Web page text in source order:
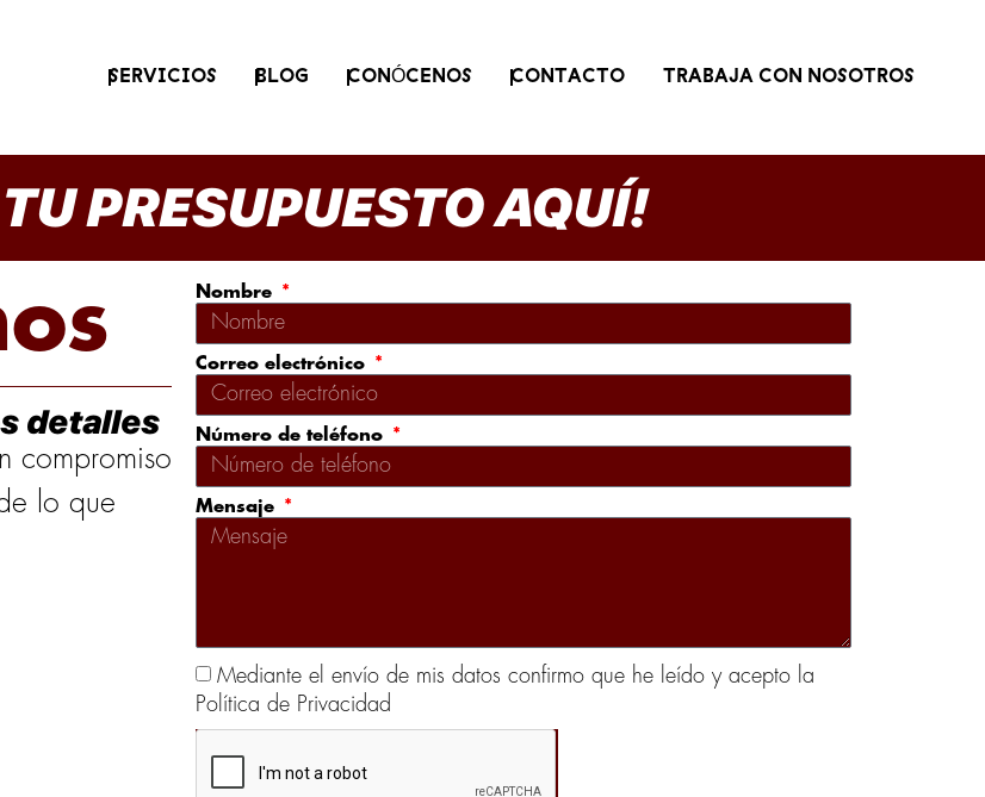
SERVICIOS BLOG CONÓCENOS CONTACTO TRABAJA CON NOSOTROS
PRESUPUESTO AQUÍ!
detalles
compromiso
lo que
Nombre
Correo electrónico
Número de teléfono
Mensaje
Mediante el envío de mis datos confirmo que he leído y acepto la
Política de Privacidad